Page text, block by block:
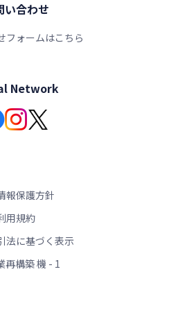
い合わせ
フォームはこちら
Network
報保護方針
用規約
法に基づく表示
再構築 機 - 1